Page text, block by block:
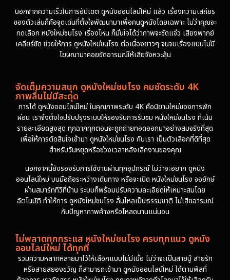
นอกจากความเร็วในการอัปเดต ดูหนังออนไลน์ใหม่ แล้ว เรื่องความเสถียร
ของตัวเล่นก็คือจุดเด่นที่ตั้งใจพัฒนามาเพื่อคนดูหนังโดยเฉพาะ ไม่ว่าคุณจะ
กดเลือก หนังใหม่ชนโรง เรื่องไหน ก็มั่นใจได้ว่าภาพจะชัดแจ๋ว เสียงพากย์
เคลียร์ชัด ช่วยให้การ ดูหนังใหม่ชนโรง ต่อเนื่องยาวๆ จนจบเรื่องแบบไม่มี
โฆษณามาคอยขัดอารมณ์ให้เสียจังหวะลุ้น
จัดเต็มความสนุก ดูหนังใหม่ชนโรง คมชัดระดับ 4K
ภาพลื่นไม่มีสะดุด
การได้ ดูหนังออนไลน์ใหม่ ในคุณภาพระดับ 4K คือนิยามใหม่ของการพัก
ผ่อน เราจึงตั้งใจปรับปรุงระบบให้รองรับการรับชม หนังใหม่ชนโรง ที่เน้น
รายละเอียดสูงสุด ทุกฉากทุกตอนจะถูกถ่ายทอดออกมาอย่างสมจริงที่สุด
เพื่อให้การตัดสินใจเข้ามา ดูหนังใหม่ชนโรง กับเรา เป็นตัวเลือกที่ดีที่สุด
สำหรับวันหยุดหรือช่วงเวลาหลังเลิกงานของคุณ
นอกจากนี้ยังรองรับการใช้งานผ่านทุกอุปกรณ์ ไม่ว่าจะอยาก ดูหนัง
ออนไลน์ใหม่ บนมือถือระหว่างเดินทาง หรือจะเปิด หนังใหม่ชนโรง จอยักษ์
ผ่านสมาร์ททีวีที่บ้าน ระบบก็พร้อมปรับความละเอียดให้เหมาะสมโดย
อัตโนมัติ ทำให้การ ดูหนังใหม่ชนโรง ลื่นไหลเป็นธรรมชาติ ไม่เสียอารมณ์
กับปัญหาภาพค้างหรือโหลดนานแน่นอน
ไม่พลาดทุกกระแส หนังใหม่ชนโรง ครบทุกแนว ดูหนัง
ออนไลน์ใหม่ ได้ทุกที่
รวมความหลากหลายมาไว้ให้เลือกแบบไม่มีเบื่อ ไม่ว่าจะเป็นสายบู๊ สายรัก
หรือสายสยองขวัญ ก็สามารถเข้ามา ดูหนังออนไลน์ใหม่ ได้ตามฟีลที่